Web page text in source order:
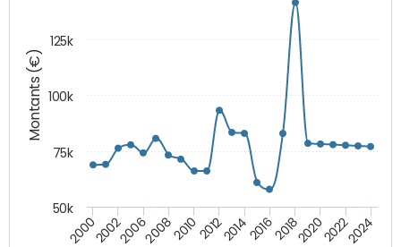
Montants (€)
200020022006200820102012201420162018202020222024
50k
75k
100k
125k